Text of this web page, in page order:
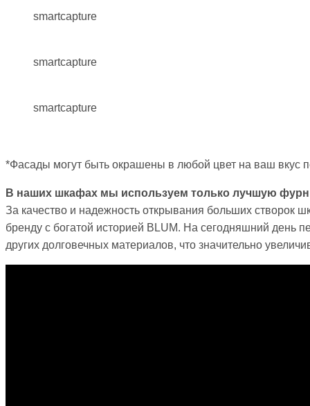
smartcapture
smartcapture
smartcapture
*Фасады могут быть окрашены в любой цвет на ваш вкус
В наших шкафах мы используем только лучшую
За качество и надежность открывания больших створок
бренду с богатой историей BLUM. На сегодняшний день
других долговечных материалов, что значительно